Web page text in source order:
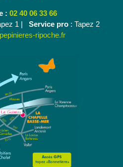
: 02 40 06 33 66
1 | Service pro: Tapez 2
ripoche.fr